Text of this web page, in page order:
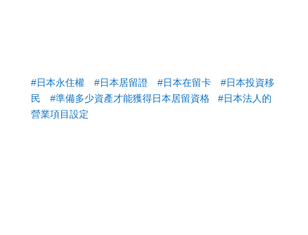
#日本永住權 #日本居留證 #日本在留卡 #日本投資移
民 #準備多少資產才能獲得日本居留資格​ #日本法人的
營業項目設定